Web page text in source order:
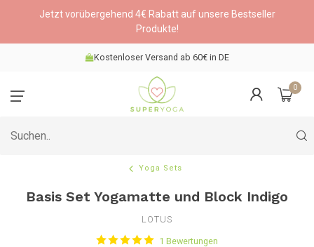
Jetzt vorübergehend 4€ Rabatt auf unsere Bestseller
Produkte!
Kostenloser Versand ab 60€ in DE
0
Yoga Sets
Basis Set Yogamatte und Block Indigo
LOTUS
1 Bewertungen